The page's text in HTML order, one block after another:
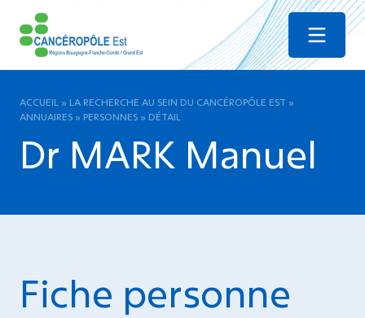
Menu
ACCUEIL » LA RECHERCHE AU SEIN DU CANCÉROPÔLE EST »
ANNUAIRES » PERSONNES » DÉTAIL
Dr MARK Manuel
Fiche personne